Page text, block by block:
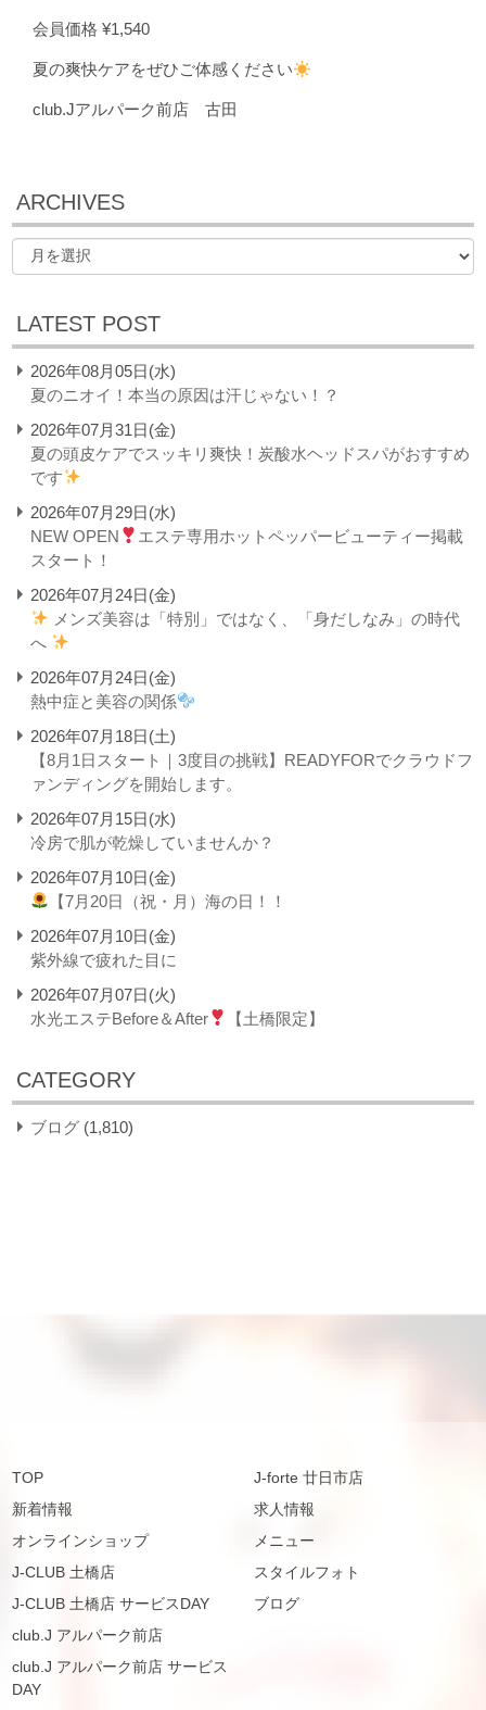
会員価格 ¥1,540
夏の爽快ケアをぜひご体感ください
club.Jアルパーク前店 古田
ARCHIVES
LATEST POST
2026年08月05日(水)
夏のニオイ！本当の原因は汗じゃない！？
2026年07月31日(金)
夏の頭皮ケアでスッキリ爽快！炭酸水ヘッドスパがおすすめ
です
2026年07月29日(水)
NEW OPEN
エステ専用ホットペッパービューティー掲載
スタート！
2026年07月24日(金)
メンズ美容は「特別」ではなく、「身だしなみ」の時代
へ
2026年07月24日(金)
熱中症と美容の関係
2026年07月18日(土)
【8月1日スタート｜3度目の挑戦】READYFORでクラウドフ
ァンディングを開始します。
2026年07月15日(水)
冷房で肌が乾燥していませんか？
2026年07月10日(金)
【7月20日（祝・月）海の日！！
2026年07月10日(金)
紫外線で疲れた目に
2026年07月07日(火)
水光エステBefore＆After
【土橋限定】
CATEGORY
ブログ (1,810)
TOP
新着情報
オンラインショップ
J-CLUB 土橋店
J-CLUB 土橋店 サービスDAY
club.J アルパーク前店
club.J アルパーク前店 サービス
DAY
J-forte 廿日市店
求人情報
メニュー
スタイルフォト
ブログ